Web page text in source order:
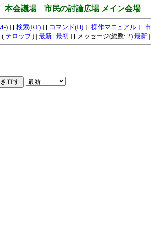
会議場 市民の討論広場 メイン会場
)] [ 検索(RT)] [ コマンド(H)] [ 操作マニュアル] [
( テロップ) | 最新| 最初 ] [ メッセージ(総数: 2) 最新|